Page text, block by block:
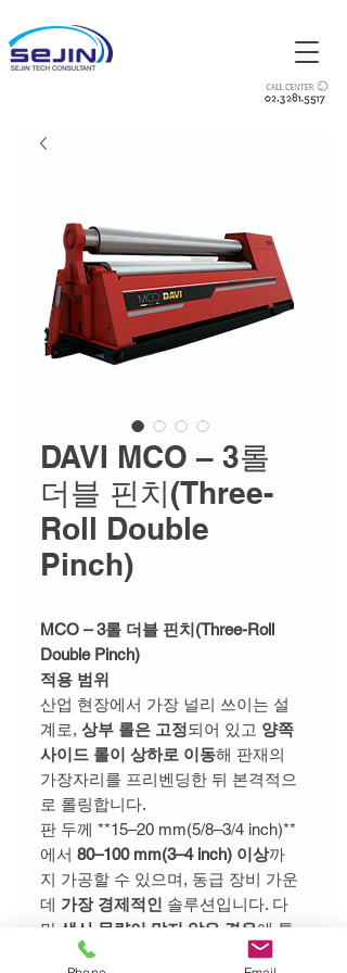
DAVI MCO – 3롤
더블 핀치(Three-
Roll Double
Pinch)
MCO – 3롤 더블 핀치(Three-Roll
Double Pinch)
적용 범위
산업 현장에서 가장 널리 쓰이는 설
계로, 상부 롤은 고정되어 있고 양쪽
사이드 롤이 상하로 이동해 판재의
가장자리를 프리벤딩한 뒤 본격적으
로 롤링합니다.
판 두께 **15–20 mm(5/8–3/4 inch)**
에서 80–100 mm(3–4 inch) 이상까
지 가공할 수 있으며, 동급 장비 가운
데 가장 경제적인 솔루션입니다. 다
만 생산 물량이 많지 않은 경우에 특
히 적합합니다.